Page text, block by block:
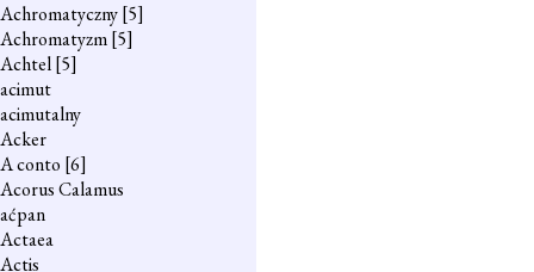
Achromatyczny[5]
Achromatyzm[5]
Achtel[5]
acimut
acimutalny
Acker
A conto [6]
Acorus Calamus
aćpan
Actaea
Actis